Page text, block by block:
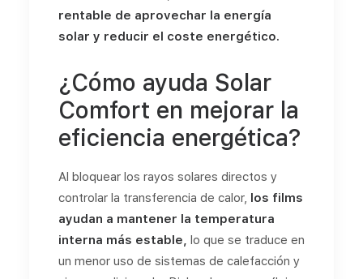
rentable de aprovechar la energía
solar y reducir el coste energético.
¿Cómo ayuda Solar
Comfort en mejorar la
eficiencia energética?
Al bloquear los rayos solares directos y
controlar la transferencia de calor, los films
ayudan a mantener la temperatura
interna más estable, lo que se traduce en
un menor uso de sistemas de calefacción y